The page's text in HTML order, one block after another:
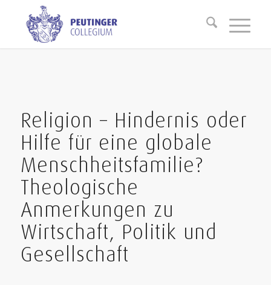
Religion – Hindernis oder
Hilfe für eine globale
Menschheitsfamilie?
Theologische
Anmerkungen zu
Wirtschaft, Politik und
Gesellschaft